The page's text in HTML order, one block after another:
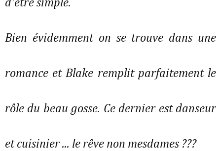
d'être simple.
Bien évidemment on se trouve dans une
romance et Blake remplit parfaitement le
rôle du beau gosse. Ce dernier est danseur
et cuisinier ... le rêve non mesdames ???